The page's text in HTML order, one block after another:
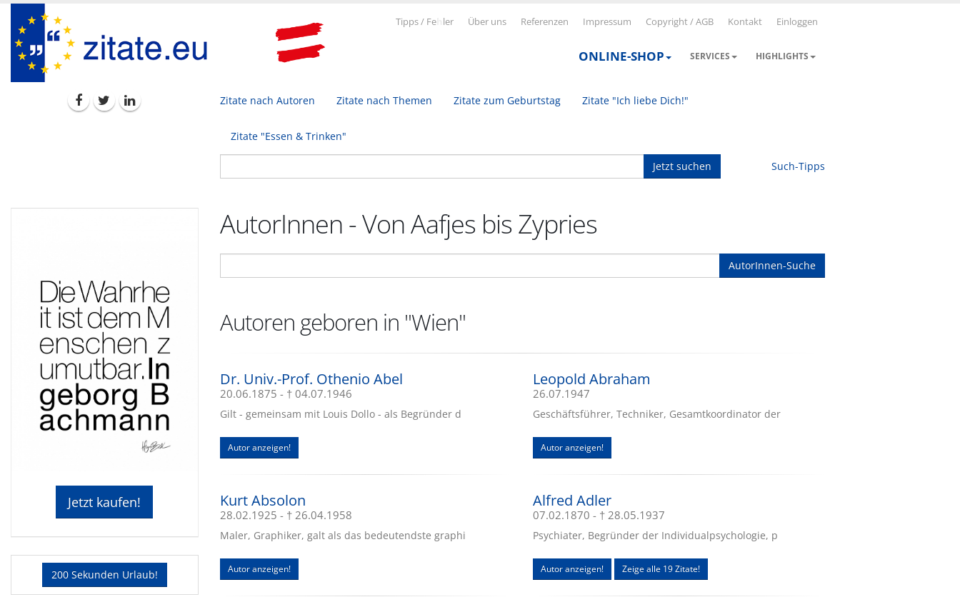
Tipps / Fe ler Über uns Referenzen Impressum Copyright / AGB Kontakt Einloggen
ONLINE-SHOP SERVICES HIGHLIGHTS
Zitate nach Autoren Zitate nach Themen Zitate zum Geburtstag Zitate "Ich liebe Dich!"
Zitate "Essen & Trinken"
Jetzt suchen Such-Tipps
Jetzt kaufen!
200 Sekunden Urlaub!
AutorInnen - Von Aafjes bis Zypries
AutorInnen-Suche
Autoren geboren in "Wien"
Dr. Univ.-Prof. Othenio Abel
20.06.1875 - † 04.07.1946
Gilt - gemeinsam mit Louis Dollo - als Begründer d
Autor anzeigen!
Leopold Abraham
26.07.1947
Geschäftsführer, Techniker, Gesamtkoordinator der
Autor anzeigen!
Kurt Absolon
28.02.1925 - † 26.04.1958
Maler, Graphiker, galt als das bedeutendste graphi
Autor anzeigen!
Alfred Adler
07.02.1870 - † 28.05.1937
Psychiater, Begründer der Individualpsychologie, p
Autor anzeigen! Zeige alle 19 Zitate!